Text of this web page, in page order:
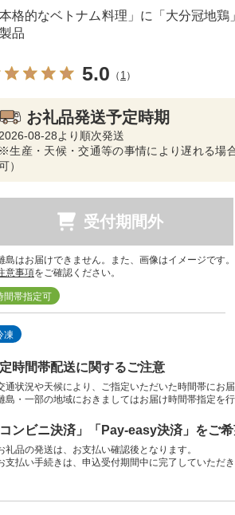
本格的なベトナム料理」に「大分冠地
品
5.0 （ 1）
お礼品発送予定時期
2026-08-28より順次発送
※生産・天候・交通等の事情により遅れる場
）
受付期間外
島はお届けできません。また、画像はイメージです。
意事項をご確認ください。
間帯指定可
凍
時間帯配送に関するご注意
通状況や天候により、ご指定いただいた時間帯にお届
島・一部の地域におきましてはお届け時間帯指定を行
コンビニ決済」「Pay-easy決済」をご
礼品の発送は、お支払い確認後となります。
支払い手続きは、申込受付期間中に完了していただき